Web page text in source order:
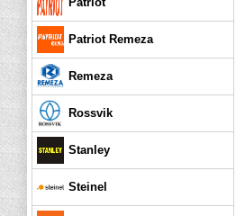
Patriot Remeza
Remeza
Rossvik
Stanley
Steinel